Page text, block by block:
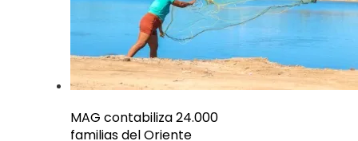
MAG contabiliza 24.000
familias del Oriente